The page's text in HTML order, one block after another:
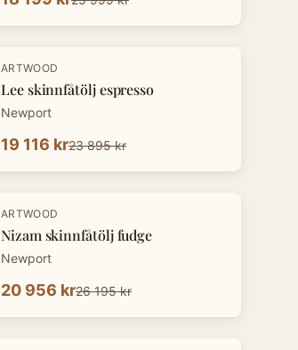
-20%
ARTWOOD
Lee skinnfåtölj espresso
Newport
19 116 kr23 895 kr
-20%
ARTWOOD
Nizam skinnfåtölj fudge
Newport
20 956 kr26 195 kr